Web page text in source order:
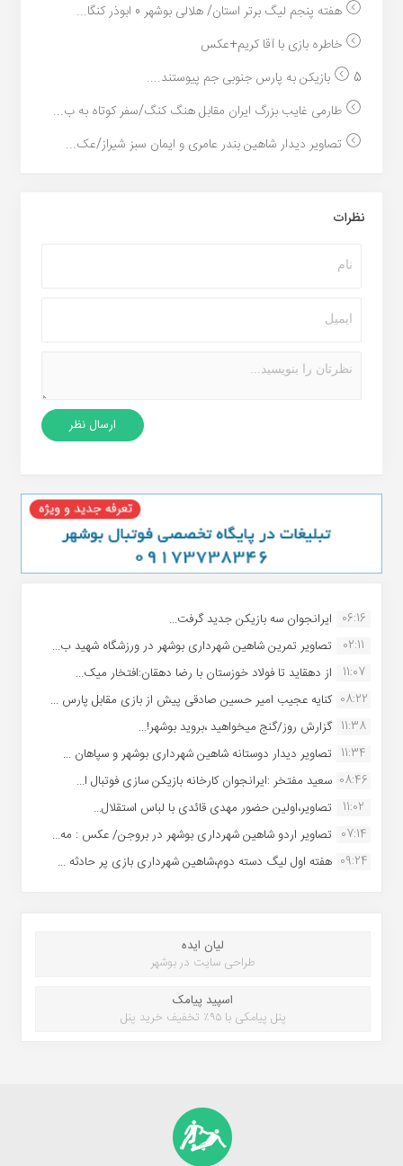
هفته پنجم لیگ برتر استان/ هلالی بوشهر 0 ابوذر کنگا...
خاطره بازی با آقا کریم+عکس
5 بازیکن به پارس جنوبی جم پیوستند....
طارمی غایب بزرگ ایران مقابل هنگ کنگ/سفر کوتاه به ب...
تصاویر دیدار شاهین بندر عامری و ایمان سبز شیراز/عک...
نظرات
06:16 ایرانجوان سه بازیکن جدید گرفت...
02:11
تصاویر تمرین شاهین شهردارى بوشهر در ورزشگاه شهید ب...
11:07
از دهقاید تا فولاد خوزستان با رضا دهقان:افتخار میک...
08:22 کنایه عجیب امیر حسین صادقی پیش از بازی مقابل پارس ...
11:38 گزارش روز/گنج میخواهید ،بروید بوشهر!...
11:34 تصاویر دیدار دوستانه شاهین شهردارى بوشهر و سپاهان ...
08:46 سعید مفتخر :ایرانجوان کارخانه بازیکن سازی فوتبال ا...
11:02
تصاویر،اولین حضور مهدی قائدی با لباس استقلال...
07:14 تصاویر اردو شاهین شهرداری بوشهر در بروجن/ عکس : مه...
09:24 هفته اول لیگ دسته دوم،شاهین شهرداری بازی پر حادثه ...
لیان ایده
طراحی سایت در بوشهر
اسپید پیامک
پنل پیامکی با ۹۵٪ تخفیف خرید پنل